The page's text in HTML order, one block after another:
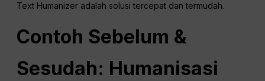
Text Humanizer adalah solusi tercepat dan termudah.
Contoh Sebelum &
Sesudah: Humanisasi